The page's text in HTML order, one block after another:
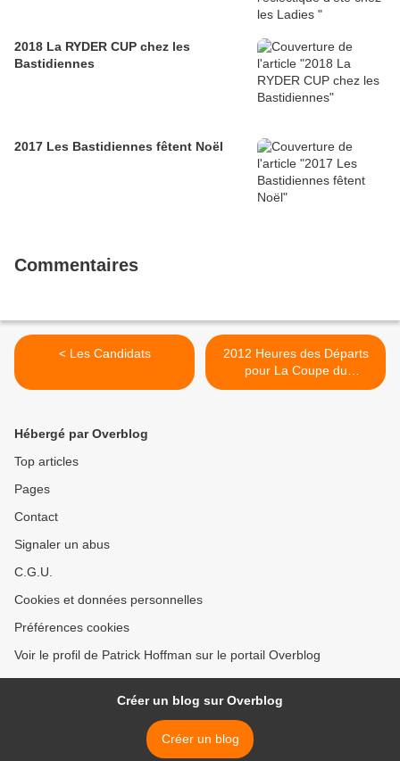
2018 La RYDER CUP chez les
Bastidiennes
2017 Les Bastidiennes fêtent Noël
Commentaires
< Les Candidats
2012 Heures des Départs
pour La Coupe du
Président >
Hébergé par Overblog
Top articles
Pages
Contact
Signaler un abus
C.G.U.
Cookies et données personnelles
Préférences cookies
Voir le profil de Patrick Hoffman sur le portail Overblog
Créer un blog sur Overblog
Créer un blog